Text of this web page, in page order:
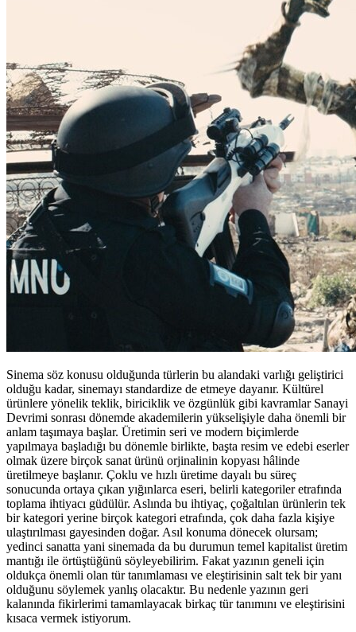
Sinema söz konusu olduğunda türlerin bu alandaki varlığı geliştirici
olduğu kadar, sinemayı standardize de etmeye dayanır. Kültürel
ürünlere yönelik teklik, biriciklik ve özgünlük gibi kavramlar Sanayi
Devrimi sonrası dönemde akademilerin yükselişiyle daha önemli bir
anlam taşımaya başlar. Üretimin seri ve modern biçimlerde
yapılmaya başladığı bu dönemle birlikte, başta resim ve edebi eserler
olmak üzere birçok sanat ürünü orjinalinin kopyası hâlinde
üretilmeye başlanır. Çoklu ve hızlı üretime dayalı bu süreç
sonucunda ortaya çıkan yığınlarca eseri, belirli kategoriler etrafında
toplama ihtiyacı güdülür. Aslında bu ihtiyaç, çoğaltılan ürünlerin tek
bir kategori yerine birçok kategori etrafında, çok daha fazla kişiye
ulaştırılması gayesinden doğar. Asıl konuma dönecek olursam;
yedinci sanatta yani sinemada da bu durumun temel kapitalist üretim
mantığı ile örtüştüğünü söyleyebilirim. Fakat yazının geneli için
oldukça önemli olan tür tanımlaması ve eleştirisinin salt tek bir yanı
olduğunu söylemek yanlış olacaktır. Bu nedenle yazının geri
kalanında fikirlerimi tamamlayacak birkaç tür tanımını ve eleştirisini
kısaca vermek istiyorum.